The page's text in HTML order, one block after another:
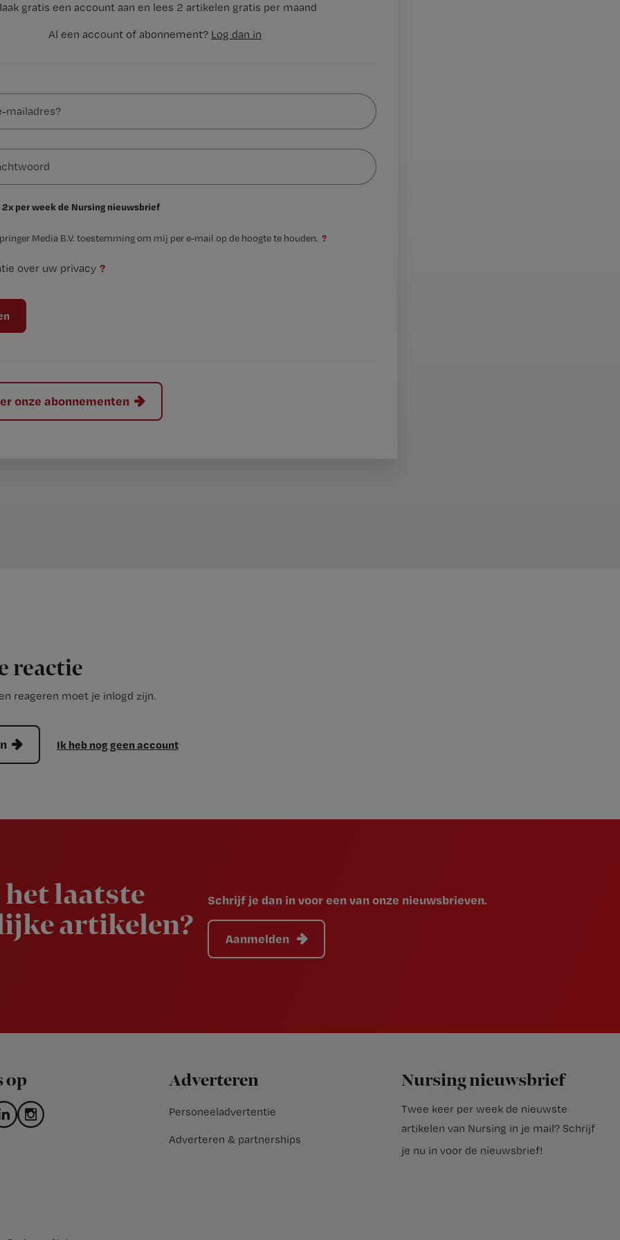
gratis een account aan en lees 2 artikelen gratis per maand
Al een account of abonnement? Log dan in
2x per week de Nursing nieuwsbrief
Media B.V. toestemming om mij per e-mail op de hoogte te houden. ?
over uw privacy ?
onze abonnementen
reactie
reageren moet je inlogd zijn.
Ik heb nog geen account
laatste
artikelen?
Schrijf je dan in voor een van onze nieuwsbrieven.
Aanmelden
op Adverteren
Personeeladvertentie
Adverteren & partnerships
Nursing nieuwsbrief
Twee keer per week de nieuwste
artikelen van Nursing in je mail? Schrijf
je nu in voor de nieuwsbrief!